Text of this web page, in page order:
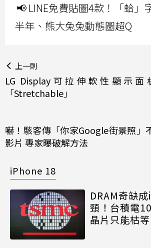
📢 LINE免費貼圖4款！「蛤」
半年、熊大兔兔動態圖超Q
上一則
LG Display可拉伸軟性顯示
「Stretchable」
嚇！駭客傳「你家Google街景照」
影片 專家曝破解方法
iPhone 18
DRAM奇缺
頸！台積電
晶片只能枯等